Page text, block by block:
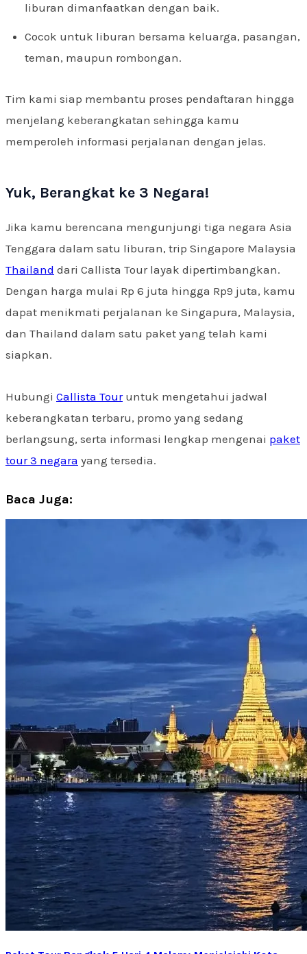
liburan dimanfaatkan dengan baik.
Cocok untuk liburan bersama keluarga, pasangan,
teman, maupun rombongan.
Tim kami siap membantu proses pendaftaran hingga
menjelang keberangkatan sehingga kamu
memperoleh informasi perjalanan dengan jelas.
Yuk, Berangkat ke 3 Negara!
Jika kamu berencana mengunjungi tiga negara Asia
Tenggara dalam satu liburan, trip Singapore Malaysia
Thailand dari Callista Tour layak dipertimbangkan.
Dengan harga mulai Rp 6 juta hingga Rp9 juta, kamu
dapat menikmati perjalanan ke Singapura, Malaysia,
dan Thailand dalam satu paket yang telah kami
siapkan.
Hubungi Callista Touruntuk mengetahui jadwal
keberangkatan terbaru, promo yang sedang
berlangsung, serta informasi lengkap mengenai paket
tour 3 negara yang tersedia.
Baca Juga: